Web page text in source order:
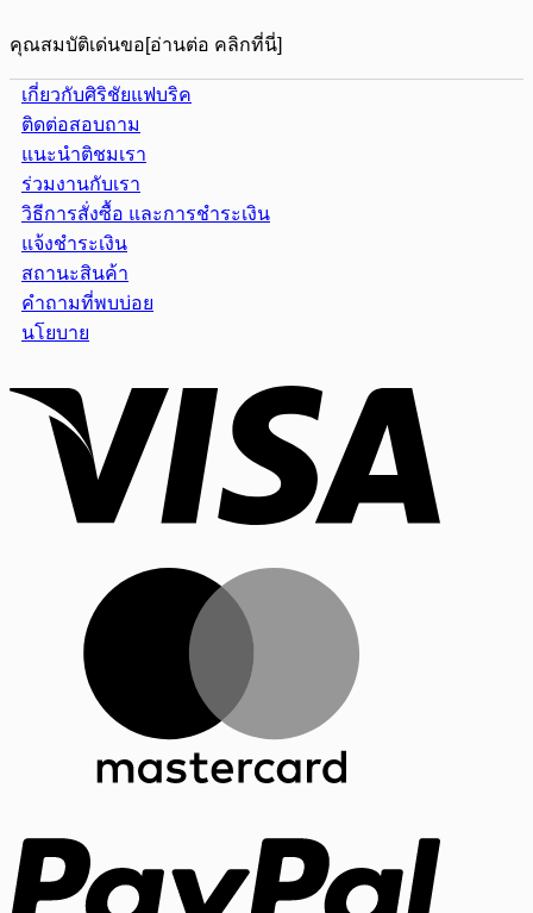
คุณสมบัติเด่นขอ[อ่านต่อ คลิกที่นี่]
เกี่ยวกับศิริชัยแฟบริค
ติดต่อสอบถาม
แนะนำติชมเรา
ร่วมงานกับเรา
วิธีการสั่งซื้อ และการชำระเงิน
แจ้งชำระเงิน
สถานะสินค้า
คำถามที่พบบ่อย
นโยบาย